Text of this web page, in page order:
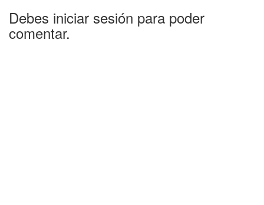
Debes iniciar sesión para poder
comentar.